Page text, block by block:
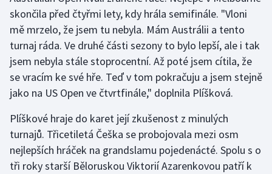
Short track
Sportovní střelba
Stolní tenis
Veslování
Vodní slalom
skončila před čtyřmi lety, kdy hrála semifinále. "Vloni
mě mrzelo, že jsem tu nebyla. Mám Austrálii a tento
turnaj ráda. Ve druhé části sezony to bylo lepší, ale i tak
jsem nebyla stále stoprocentní. Až poté jsem cítila, že
se vracím ke své hře. Teď v tom pokračuju a jsem stejně
jako na US Open ve čtvrtfinále," doplnila Plíšková.
Plíškové hraje do karet její zkušenost z minulých
turnajů. Třicetiletá Češka se probojovala mezi osm
nejlepších hráček na grandslamu pojedenácté. Spolu s o
tři roky starší Běloruskou Viktorií Azarenkovou patří k